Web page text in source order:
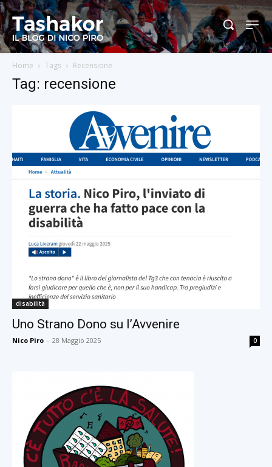
Home Tags Recensione
Tag: recensione
disabilità
Uno Strano Dono su l’Avvenire
Nico Piro - 28 Maggio 2025 0